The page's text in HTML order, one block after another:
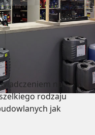
na
rodzaju
jak